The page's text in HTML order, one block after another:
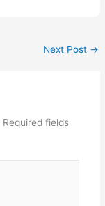
Next Post →
Required fields